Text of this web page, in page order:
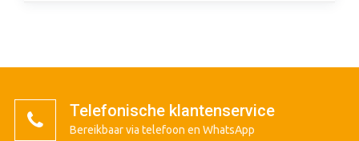
Telefonische klantenservice
Bereikbaar via telefoon en WhatsApp